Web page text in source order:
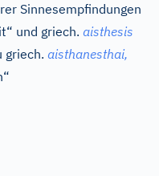
Sinnesempfindungen
und griech. aisthesis
griech. aisthanesthai,